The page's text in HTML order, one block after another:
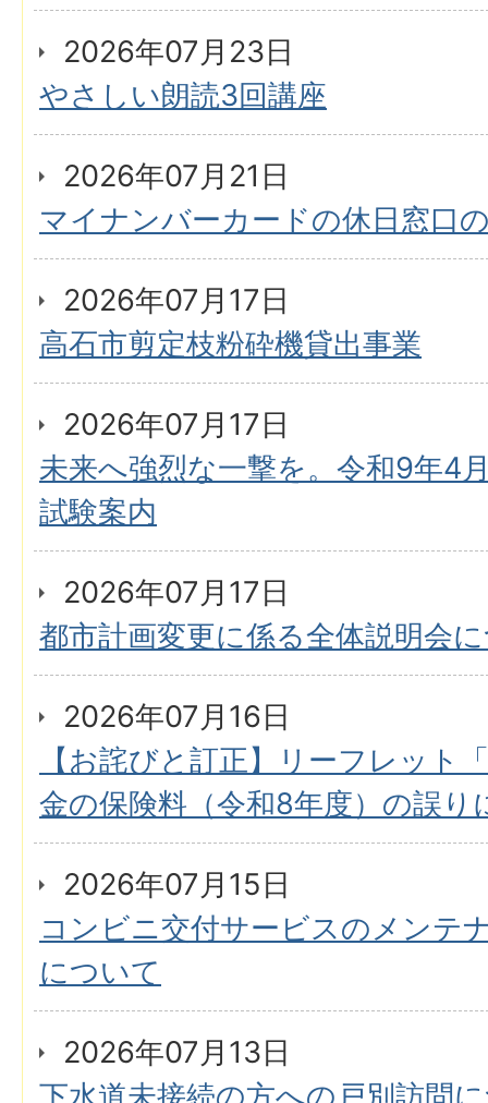
2026年07月23日
やさしい朗読3回講座
2026年07月21日
マイナンバーカードの休日窓口
2026年07月17日
高石市剪定枝粉砕機貸出事業
2026年07月17日
未来へ強烈な一撃を。令和9年4
試験案内
2026年07月17日
都市計画変更に係る全体説明会
2026年07月16日
【お詫びと訂正】リーフレット
金の保険料（令和8年度）の誤り
2026年07月15日
コンビニ交付サービスのメンテ
について
2026年07月13日